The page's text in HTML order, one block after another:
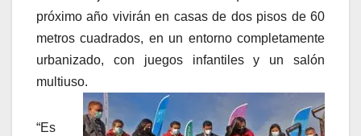
próximo año vivirán en casas de dos pisos de 60
metros cuadrados, en un entorno completamente
urbanizado, con juegos infantiles y un salón
multiuso.
“Es